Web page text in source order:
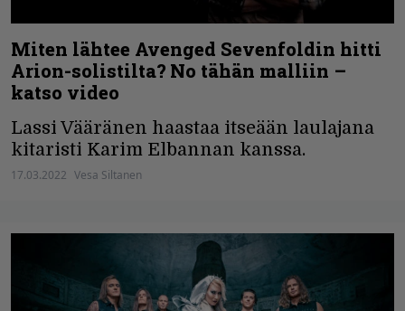
Miten lähtee Avenged Sevenfoldin hitti
Arion-solistilta? No tähän malliin –
katso video
Lassi Vääränen haastaa itseään laulajana
kitaristi Karim Elbannan kanssa.
17.03.2022 Vesa Siltanen